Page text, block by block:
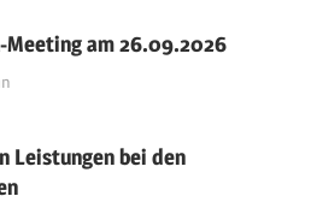
Meeting am 26.09.2026
Leistungen bei den